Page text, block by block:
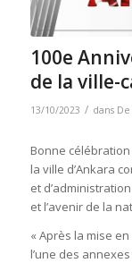
100e
de la ville-
13/10/2023 / dans
Bonne célébration
la ville d’Ankara
et
et l’avenir de la
« Après la mise
l’une des